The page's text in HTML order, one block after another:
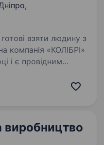
взяти людину з
і є провідним
співпраці
виробництво